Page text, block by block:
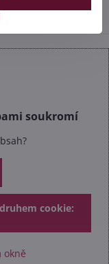
soukromí
cookie:
okně